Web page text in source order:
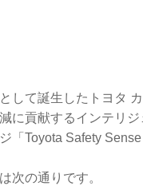
して誕生したトヨタ
に貢献するインテリ
「Toyota Safety Sense
次の通りです。